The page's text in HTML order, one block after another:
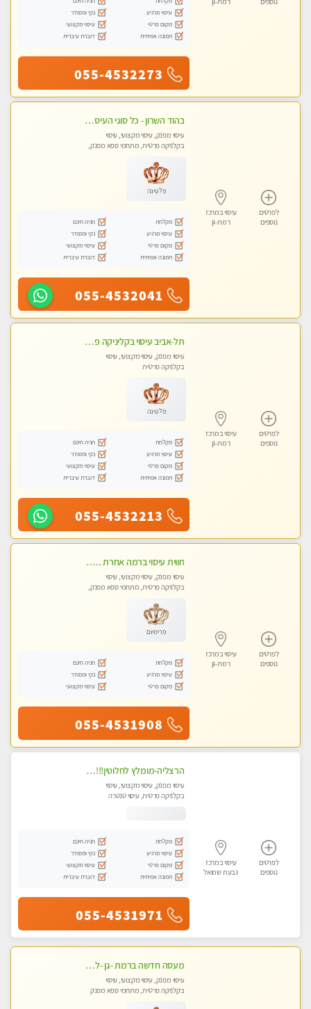
נוספים
רמת-גן
עיסוי מרגיע
נקי ומסודר
מקום פרטי
עיסוי מקצועי
תמונה אמיתית
דוברת עיברית
055-4532273
לפרטים
נוספים
עיסוי במרכז
רמת-גן
בהוד השרון - כל סוגי העיסויים מעסה מקצועית ואיכותית פרטי!!!
עיסוי מפנק, עיסוי מקצועי, עיסוי
בקלניקה פרטית, מתחמי ספא מפנק,
פלטינה
מקלחת
חניה חינם
עיסוי מרגיע
נקי ומסודר
מקום פרטי
עיסוי מקצועי
תמונה אמיתית
דוברת עיברית
055-4532041
לפרטים
נוספים
עיסוי במרכז
רמת-גן
תל-אביב עיסוי בקליניקה פרטית לחוויה בלתי נשכחת- פרטי!!מומלץ לחלוטין!!
עיסוי מפנק, עיסוי מקצועי, עיסוי
בקלניקה פרטית
פלטינה
מקלחת
חניה חינם
עיסוי מרגיע
נקי ומסודר
מקום פרטי
עיסוי מקצועי
תמונה אמיתית
דוברת עיברית
055-4532213
לפרטים
נוספים
עיסוי במרכז
רמת-גן
חווית עיסוי ברמה אחרת ... כל סוגי העיסויים מעסה מקצועית ואיכותית פרטי!!!מומלץ לחלוטין!!!!ללא מין !
עיסוי מפנק, עיסוי מקצועי, עיסוי
בקלניקה פרטית, מתחמי ספא מפנק,
פרימיום
מקלחת
חניה חינם
עיסוי מרגיע
נקי ומסודר
מקום פרטי
עיסוי מקצועי
055-4531908
לפרטים
נוספים
עיסוי במרכז
גבעת שמואל
הרצליה-מומלץ לחלוטין!!!! כל סוגי העיסויים מעסה מקצועית ואיכותית פרטי!! בנתניה
עיסוי מפנק, עיסוי מקצועי, עיסוי
בקלניקה פרטית, עיסוי טנטרה
מקלחת
חניה חינם
עיסוי מרגיע
נקי ומסודר
מקום פרטי
עיסוי מקצועי
תמונה אמיתית
דוברת עיברית
055-4531971
מעסה חדשה ברמת -גן -לעיסוי מיוחד ואיכותי מקום פרטי ואינטימי ושקט מומלץ לחלוטין!!
עיסוי מפנק, עיסוי מקצועי, עיסוי
בקלניקה פרטית, מתחמי ספא מפנק